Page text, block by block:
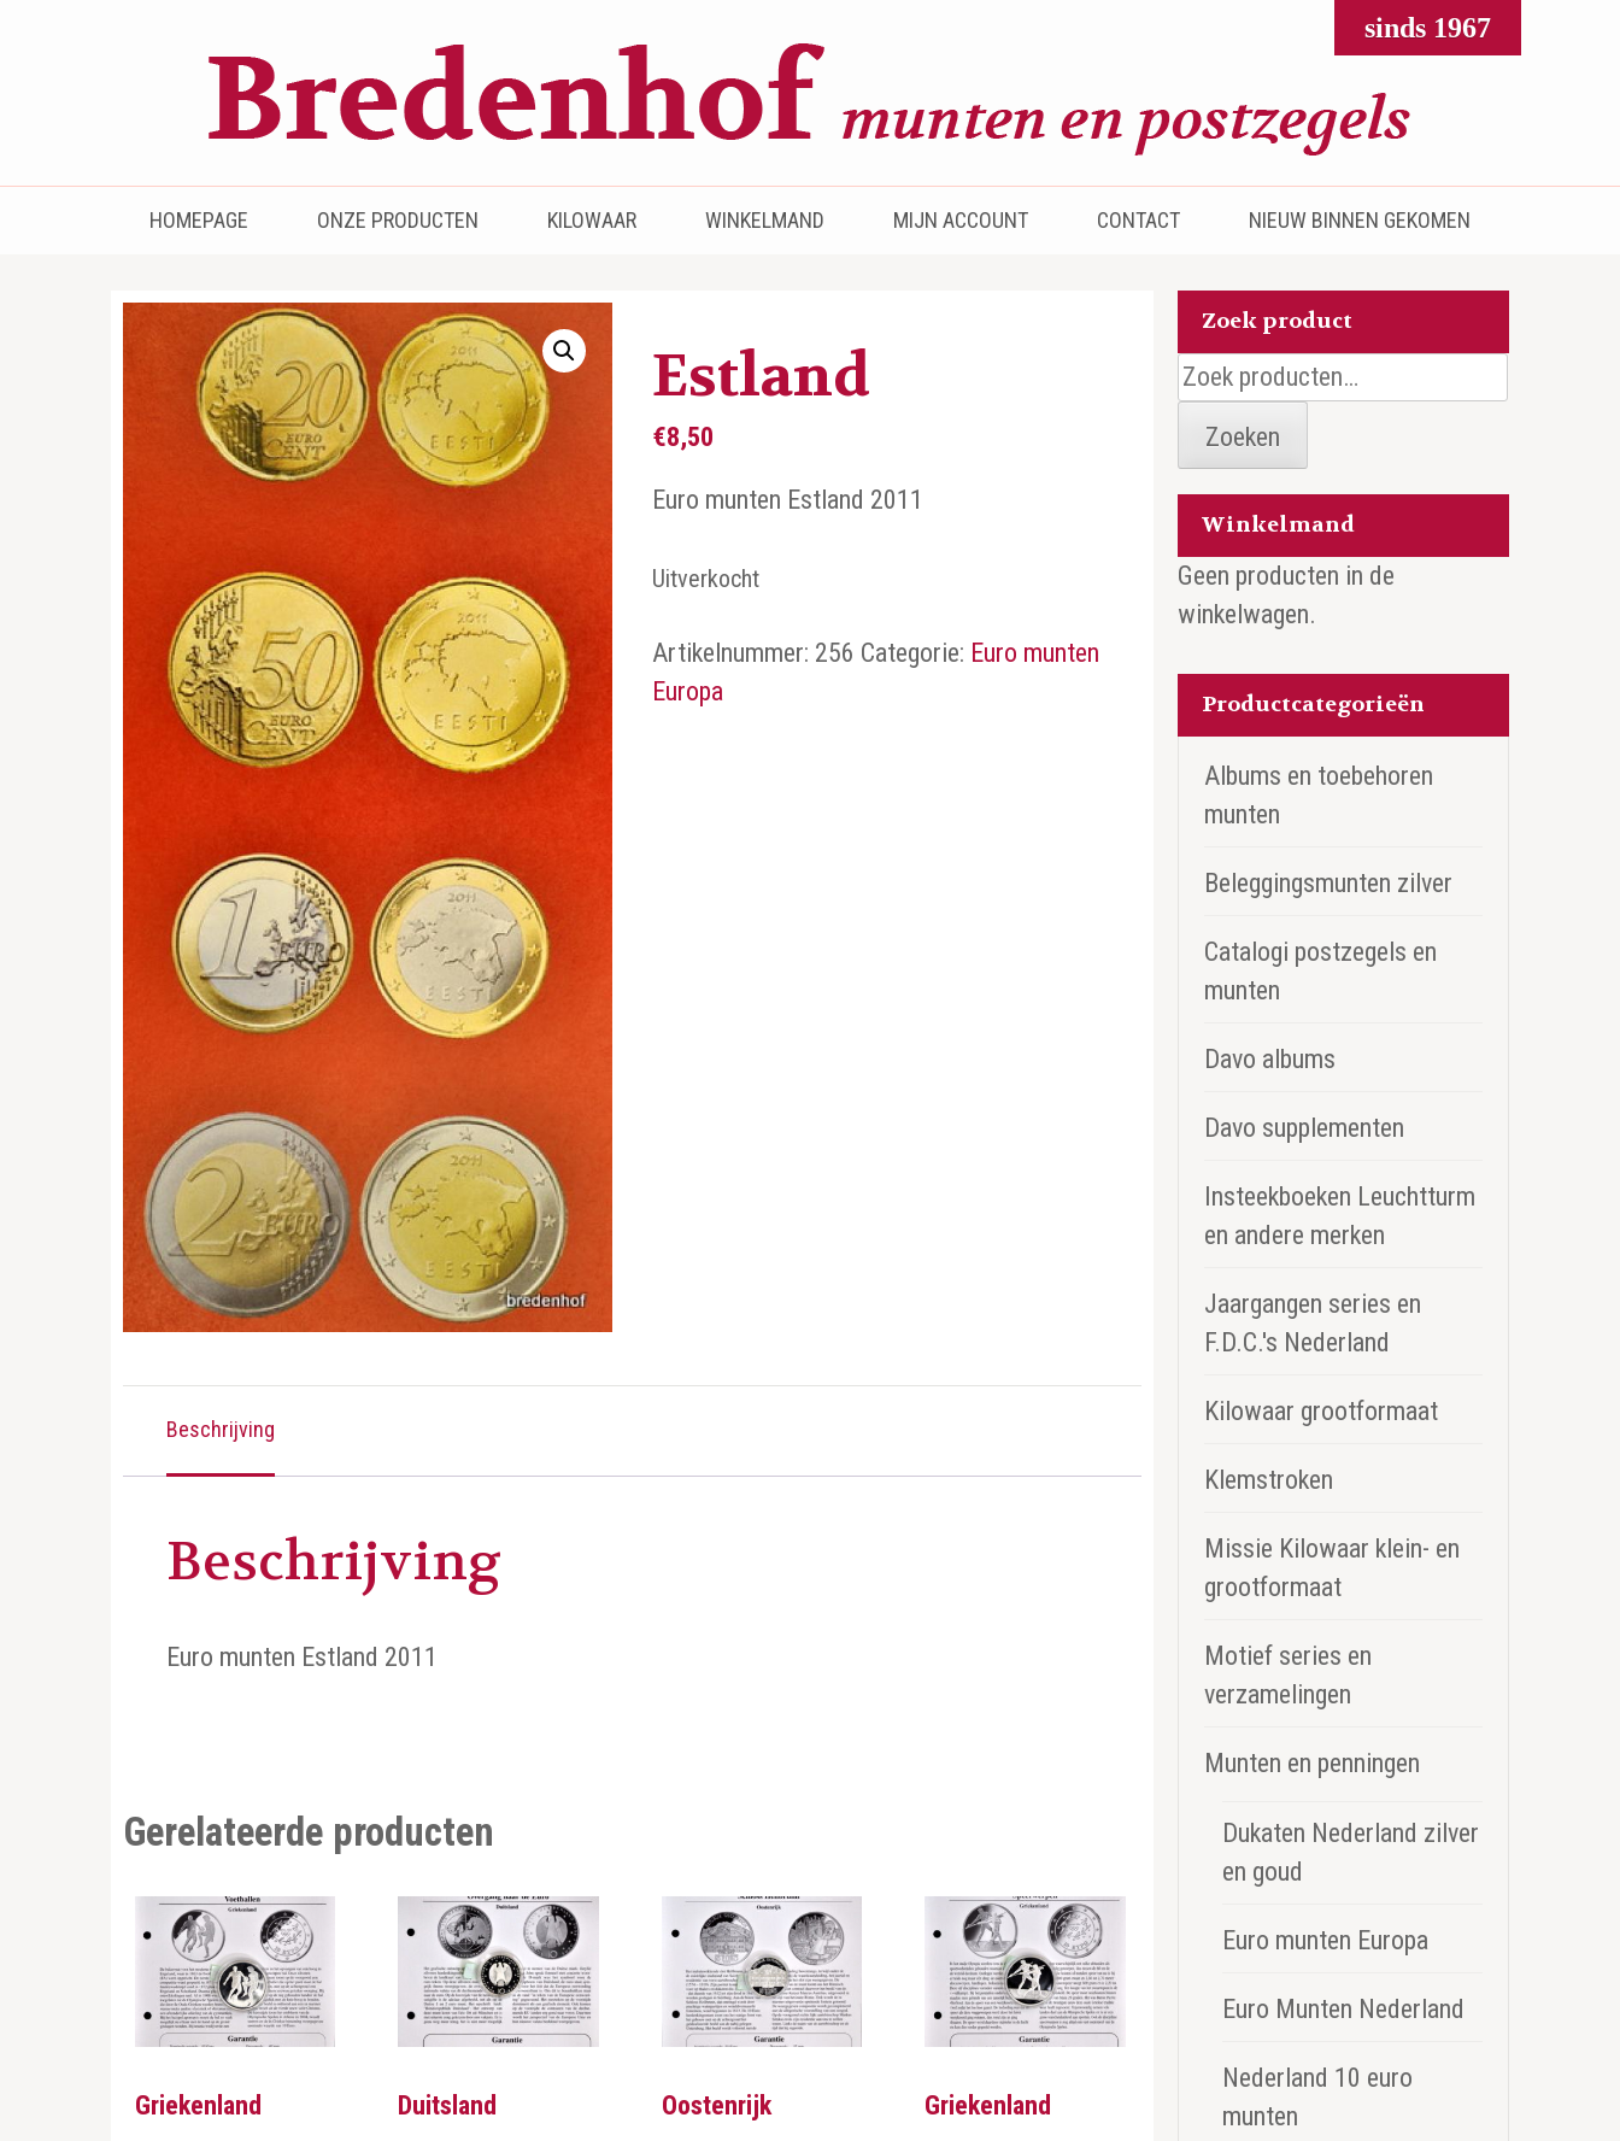
sinds 1967
Bredenhof
Postzegels en munten
HOMEPAGE ONZE PRODUCTEN KILOWAAR WINKELMAND MIJN ACCOUNT CONTACT NIEUW BINNEN GEKOMEN
Estland
€8,50
Euro munten Estland 2011
Uitverkocht
Artikelnummer: 256 Categorie: Euro munten
Europa
Beschrijving
Beschrijving
Euro munten Estland 2011
Gerelateerde producten
Griekenland
Duitsland
Oostenrijk
Griekenland
Zoek product
Zoeken
naar:
Zoeken
Winkelmand
Geen producten in de
winkelwagen.
Productcategorieën
Albums en toebehoren
munten
Beleggingsmunten zilver
Catalogi postzegels en
munten
Davo albums
Davo supplementen
Insteekboeken Leuchtturm
en andere merken
Jaargangen series en
F.D.C.'s Nederland
Kilowaar grootformaat
Klemstroken
Missie Kilowaar klein- en
grootformaat
Motief series en
verzamelingen
Munten en penningen
Dukaten Nederland zilver
en goud
Euro munten Europa
Euro Munten Nederland
Nederland 10 euro
munten